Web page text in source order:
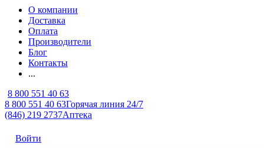
О компании
Доставка
Оплата
Производители
Блог
Контакты
...
8 800 551 40 63
8 800 551 40 63Горячая линия 24/7
(846) 219 2737Аптека
Войти